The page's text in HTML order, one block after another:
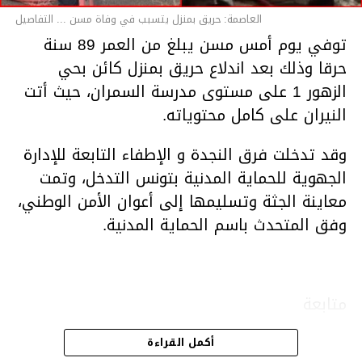
العاصمة: حريق بمنزل يتسبب في وفاة مسن ... التفاصيل
توفي يوم أمس مسن يبلغ من العمر 89 سنة
حرقا وذلك بعد اندلاع حريق بمنزل كائن بحي
الزهور 1 على مستوى مدرسة السمران، حيث أتت
النيران على كامل محتوياته.
وقد تدخلت فرق النجدة و الإطفاء التابعة للإدارة
الجهوية للحماية المدنية بتونس التدخل، وتمت
معاينة الجثة وتسليمها إلى أعوان الأمن الوطني،
وفق المتحدث باسم الحماية المدنية.
أكمل القراءة